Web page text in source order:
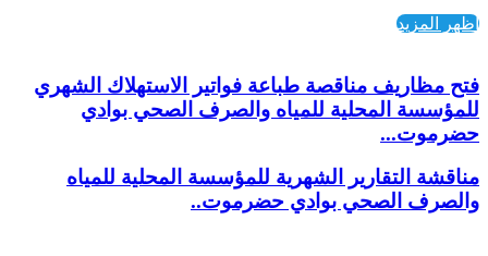
اظهر المزيد
فتح مظاريف مناقصة طباعة فواتير الاستهلاك الشهري
للمؤسسة المحلية للمياه والصرف الصحي بوادي
حضرموت...
مناقشة التقارير الشهرية للمؤسسة المحلية للمياه
والصرف الصحي بوادي حضرموت..